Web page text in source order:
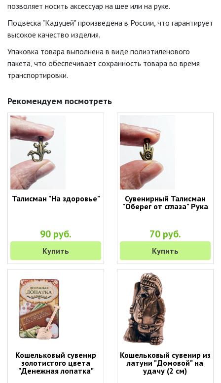
позволяет носить аксессуар на шее или на руке.
Подвеска "Кадуцей" произведена в России, что гарантирует
высокое качество изделия.
Упаковка товара выполнена в виде полиэтиленового
пакета, что обеспечивает сохранность товара во время
транспортировки.
Рекомендуем посмотреть
Талисман "На здоровье"
90 руб.
Купить
Сувенирный Талисман
"Оберег от сглаза" Рука
70 руб.
Купить
Кошельковый сувенир
золотистого цвета
"Денежная лопатка"
Кошельковый сувенир из
латуни "Домовой" на
удачу (2 см)